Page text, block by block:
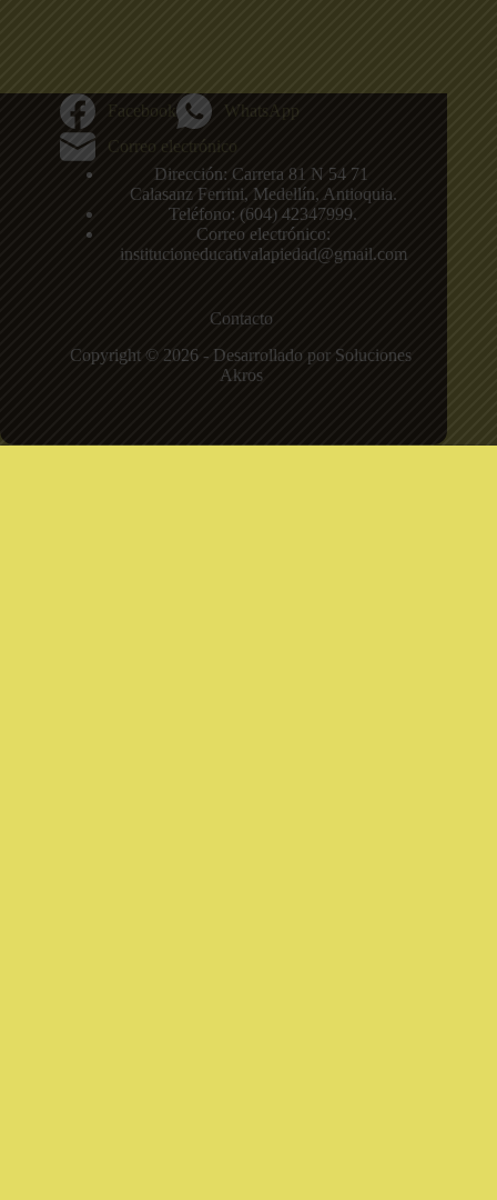
Facebook
WhatsApp
Correo electrónico
Dirección: Carrera 81 N 54 71
Calasanz Ferrini, Medellín, Antioquia.
Teléfono: (604)42347999.
Correo electrónico:
institucioneducativalapiedad@gmail.com
Contacto
Copyright © 2026 - Desarrollado por Soluciones
Akros